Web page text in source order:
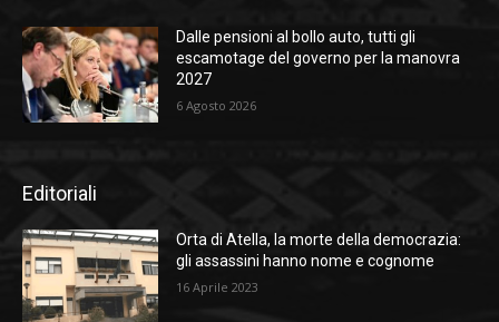
Dalle pensioni al bollo auto, tutti gli
escamotage del governo per la manovra
2027
6 Agosto 2026
Editoriali
Orta di Atella, la morte della democrazia:
gli assassini hanno nome e cognome
16 Aprile 2023